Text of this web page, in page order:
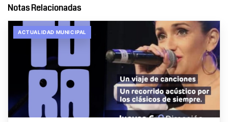
Notas Relacionadas
ACTUALIDAD MUNICIPAL